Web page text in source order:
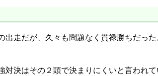
走だが、久々も問題なく貫禄勝ちだっ
決はその２頭で決まりにくいと言われ